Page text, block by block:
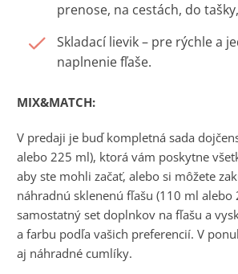
prenose, na cestách, do
Skladací lievik – pre rýchle a
naplnenie fľaše.
MIX&MATCH:
V predaji je buď kompletná sada
alebo 225 ml), ktorá vám poskytne
aby ste mohli začať, alebo si môžete
náhradnú sklenenú fľašu (110 ml alebo
samostatný set doplnkov na fľašu a
a farbu podľa vašich preferencií. V
aj náhradné cumlíky.